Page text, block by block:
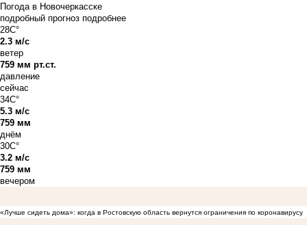
Погода в Новочеркасске
подробный прогноз подробнее
28C°
2.3 м/с
ветер
759 мм рт.ст.
давление
сейчас
34C°
5.3 м/с
759 мм
днём
30C°
3.2 м/с
759 мм
вечером
«Лучше сидеть дома»: когда в Ростовскую область вернутся ограничения по коронавирусу